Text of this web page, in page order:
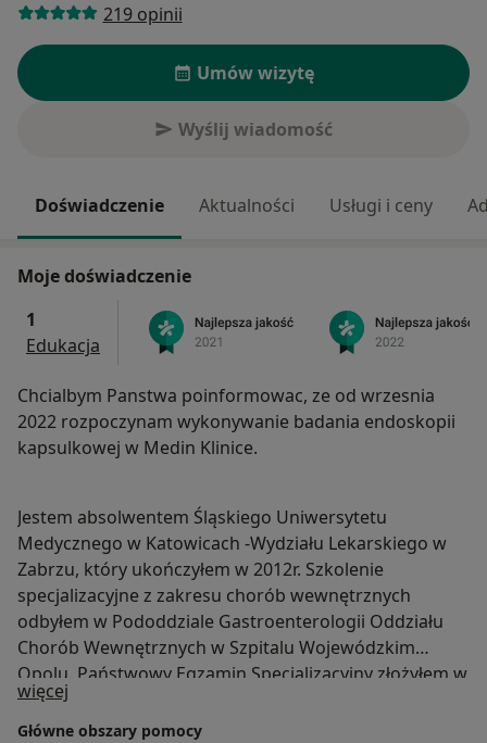
219 opinii
Umów wizytę
Wyślij wiadomość
Doświadczenie Aktualności Usługi i ceny
Moje doświadczenie
1
Edukacja
Chcialbym Panstwa poinformowac, ze od wrzesnia
2022 rozpoczynam wykonywanie badania endoskopii
kapsulkowej w Medin Klinice.
Jestem absolwentem Śląskiego Uniwersytetu
Medycznego w Katowicach -Wydziału Lekarskiego w
Zabrzu, który ukończyłem w 2012r. Szkolenie
specjalizacyjne z zakresu chorób wewnętrznych
odbyłem w Pododdziale Gastroenterologii Oddziału
Chorób Wewnętrznych w Szpitalu Wojewódzkim
Opolu. Państwowy Egzamin Specjalizacyjny złożyłem w
2020r uzyskując tytuł specjalisty w zakresie chorób
wewnętrznych.
więcej
Główne obszary pomocy